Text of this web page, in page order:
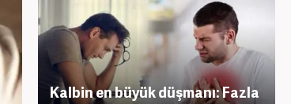
Kalbin en büyük düşmanı: Fazla